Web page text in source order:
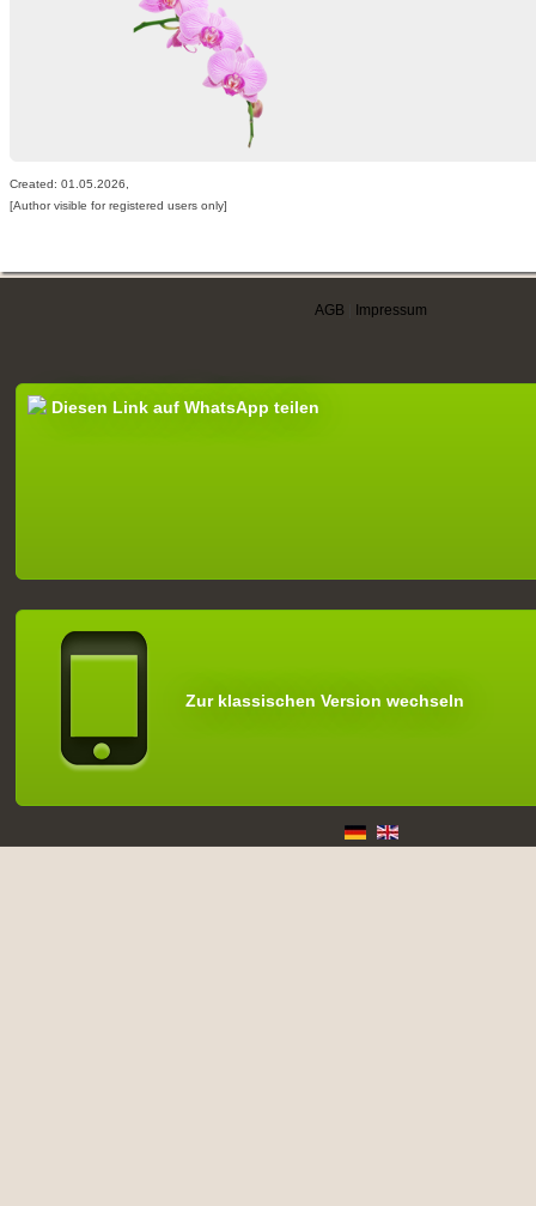
Created: 01.05.2026,
[Author visible for registered users only]
AGB Impressum
Diesen Link auf WhatsApp teilen
Zur klassischen Version wechseln